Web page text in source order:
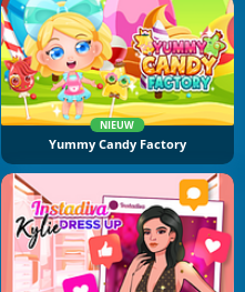
NIEUW
Yummy Candy Factory